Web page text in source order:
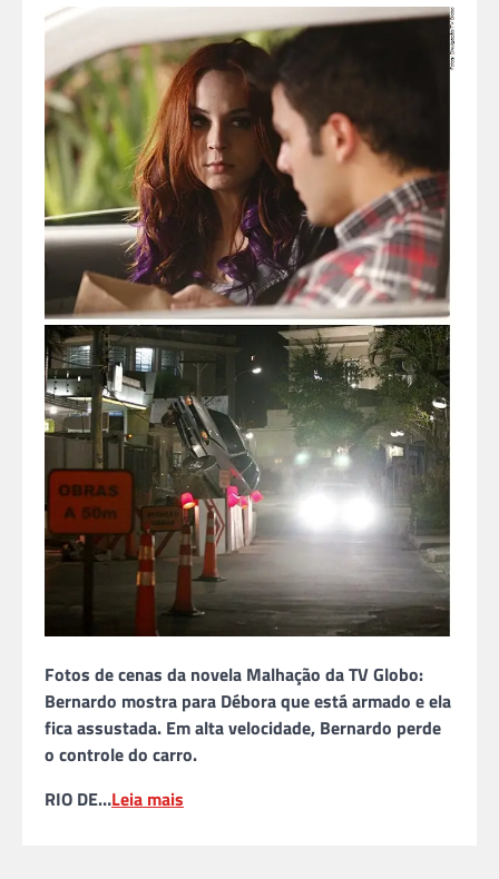
Fotos de cenas da novela Malhação da TV Globo:
Bernardo mostra para Débora que está armado e ela
fica assustada. Em alta velocidade, Bernardo perde
o controle do carro.
RIO DE…Leia mais